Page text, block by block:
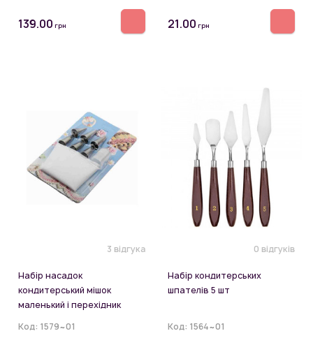
139.00 грн 21.00 грн
3 відгука
Набір насадок
кондитерський мішок
маленький і перехідник
Код: 1579~01
0 відгуків
Набір кондитерських
шпателів 5 шт
Код: 1564~01